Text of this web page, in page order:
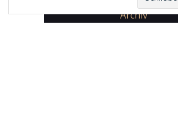
Archiv